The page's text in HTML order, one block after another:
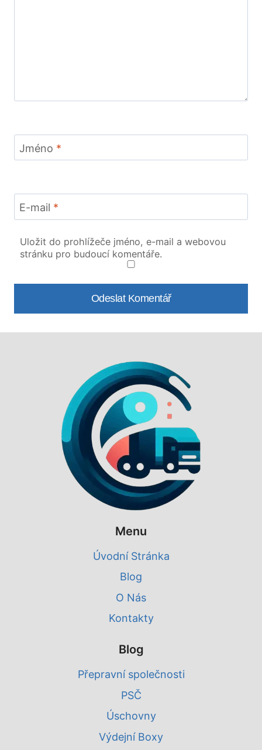
Jméno *
E-mail *
Uložit do prohlížeče jméno, e-mail a webovou
stránku pro budoucí komentáře.
Menu
Úvodní Stránka
Blog
O Nás
Kontakty
Blog
Přepravní společnosti
PSČ
Úschovny
Výdejní Boxy